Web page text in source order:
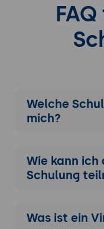
Welche
mich?
Wie kann ich
Schulung
Was ist ein